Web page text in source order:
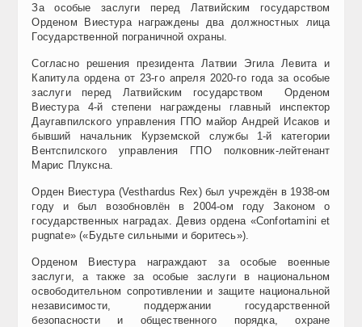
За особые заслуги перед Латвийским государством
Орденом Виестура награждены два должностных лица
Государственной пограничной охраны.
Согласно решения президента Латвии Эгила Левита и
Капитула ордена от 23-го апреля 2020-го года за особые
заслуги перед Латвийским государством Орденом
Виестура 4-й степени награждены главный инспектор
Даугавпилского управления ГПО майор Андрей Исаков и
бывший начальник Курземской службы 1-й категории
Вентспилского управления ГПО полковник-лейтенант
Марис Плуксна.
Орден Виестура (Vesthardus Rex) был учреждён в 1938-ом
году и был возобновлён в 2004-ом году Законом о
государственных наградах. Девиз ордена «Confortamini et
pugnate» («Будьте сильными и боритесь»).
Орденом Виестура награждают за особые военные
заслуги, а также за особые заслуги в национальном
освободительном сопротивлении и защите национальной
независимости, поддержании государственной
безопасности и общественного порядка, охране